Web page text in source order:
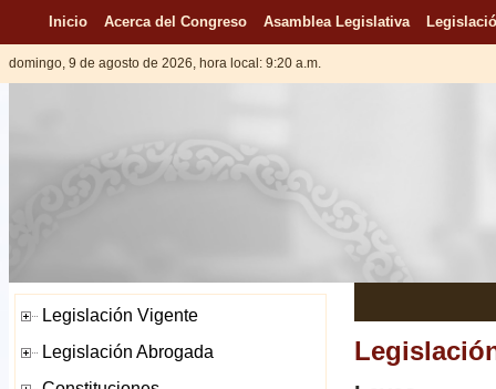
Inicio Acerca del Congreso Asamblea Legislativa
domingo, 9 de agosto de 2026, hora local: 9:20 a.m.